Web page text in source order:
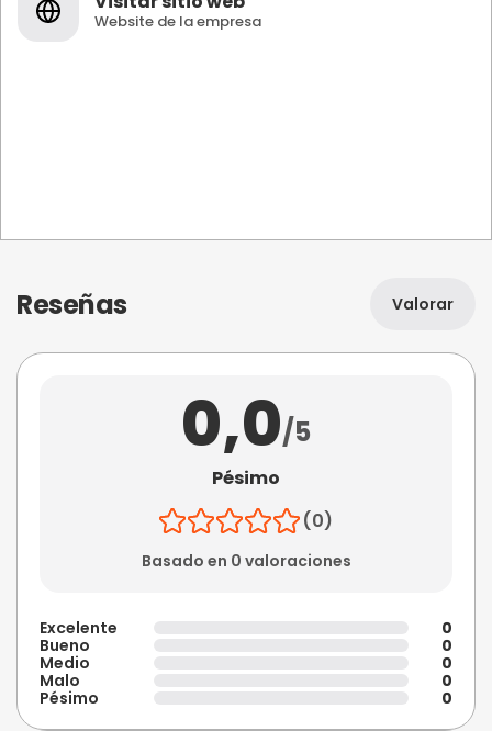
Website de la empresa
Reseñas Valorar
0,0/5
Pésimo
(0)
Basado en 0 valoraciones
Excelente
0
Bueno
0
Medio
0
Malo
0
Pésimo
0